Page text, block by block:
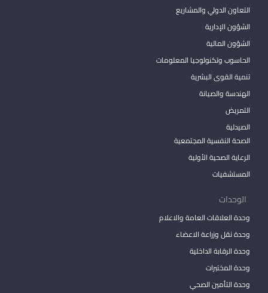
التعاون الدولي والمشاريع
الشؤون الإدارية
الشؤون المالية
الحاسوب وتكنولوجيا المعلومات
تنمية القوى البشرية
الهندسة والصيانة
التمريض
الصيدلية
الصحة النفسية المجتمعية
الرعاية الصحية الأولية
المستشفيات
الوحدات
وحدة العلاقات العامة والاعلام
وحدة نقل وزراعة الاعضاء
وحدة الرقابة الداخلية
وحدة المختبرات
وحدة التأمين الصحي